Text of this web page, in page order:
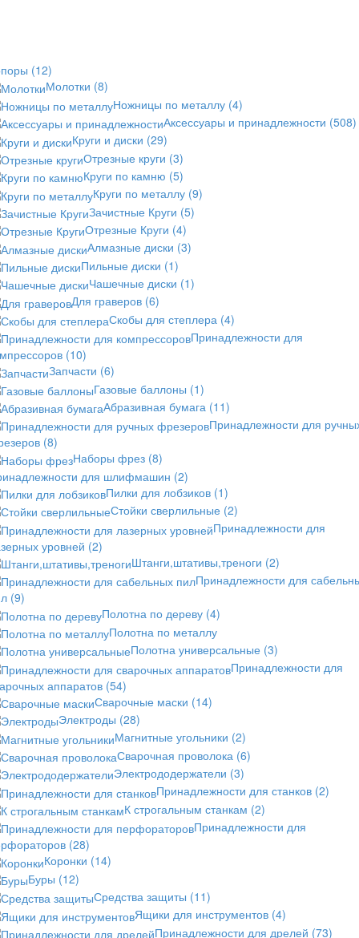
(12)
Молотки (8)
Ножницы по металлу (4)
Аксессуары и принадлежности (508)
Круги и диски (29)
Отрезные круги (3)
Круги по камню (5)
Круги по металлу (9)
Зачистные Круги (5)
Отрезные Круги (4)
Алмазные диски (3)
Пильные диски (1)
Чашечные диски (1)
Для граверов (6)
Скобы для степлера (4)
Принадлежности для
(10)
Запчасти (6)
Газовые баллоны (1)
Абразивная бумага (11)
Принадлежности для
(8)
Наборы фрез (8)
для шлифмашин (2)
Пилки для лобзиков (1)
Стойки сверлильные (2)
Принадлежности для
уровней (2)
Штанги,штативы,треноги (2)
Принадлежности для
(9)
Полотна по дереву (4)
Полотна по металлу
Полотна универсальные (3)
Принадлежности для
аппаратов (54)
Сварочные маски (14)
Электроды (28)
Магнитные угольники (2)
Сварочная проволока (6)
Электрододержатели (3)
Принадлежности для станков (2)
К строгальным станкам (2)
Принадлежности для
(28)
Коронки (14)
Буры (12)
Средства защиты (11)
Ящики для инструментов (4)
Принадлежности для дрелей (73)